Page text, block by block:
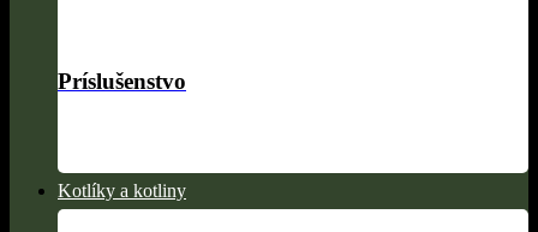
Príslušenstvo
Kotlíky a kotliny